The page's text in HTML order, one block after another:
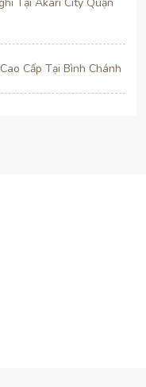
Cấp Tại Bình Chánh